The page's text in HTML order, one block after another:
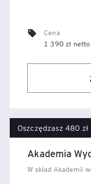
Cena
1 390 zł
Oszczędzasz 480 zł
Akademia
W skład Akademii